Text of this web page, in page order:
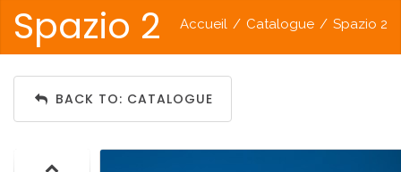
Spazio 2 Accueil / Catalogue / Spazio 2
BACK TO: CATALOGUE